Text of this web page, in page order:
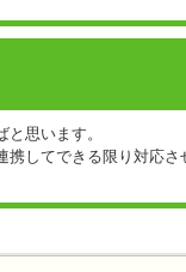
思います。
携してできる限り対応さ